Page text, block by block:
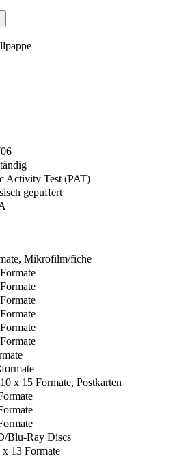
Activity Test (PAT)
gepuffert
Mikrofilm/fiche
x 15 Formate, Postkarten
Blu-Ray Discs
13 Formate